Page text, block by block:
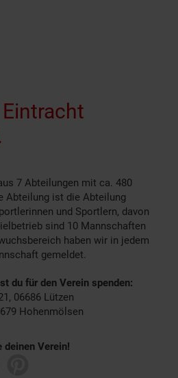
7 Abteilungen mit ca. 480
Abteilung ist die Abteilung
und Sportlern, davon
sind 10 Mannschaften
haben wir in jedem
gemeldet.
du für den Verein spenden:
06686 Lützen
Hohenmölsen
deinen Verein!